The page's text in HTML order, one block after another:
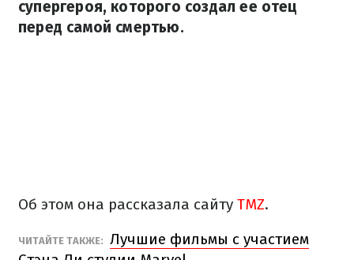
супергероя, которого создал ее отец
перед самой смертью.
Об этом она рассказала сайту TMZ.
ЧИТАЙТЕ ТАКЖЕ: Лучшие фильмы с участием